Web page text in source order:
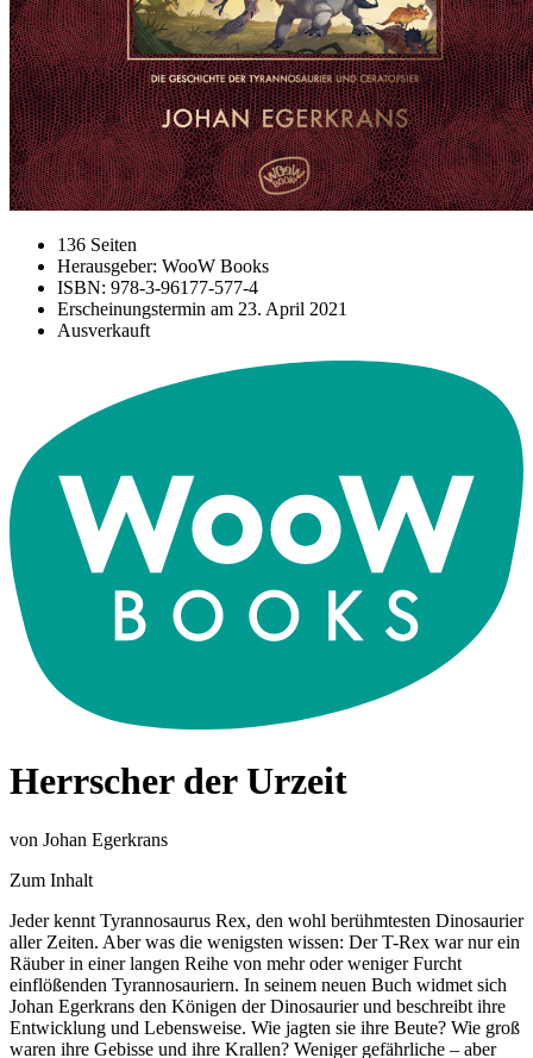
136 Seiten
Herausgeber: WooW Books
ISBN: 978-3-96177-577-4
Erscheinungstermin am 23. April 2021
Ausverkauft
Herrscher der Urzeit
von Johan Egerkrans
Zum Inhalt
Jeder kennt Tyrannosaurus Rex, den wohl berühmtesten Dinosaurier
aller Zeiten. Aber was die wenigsten wissen: Der T-Rex war nur ein
Räuber in einer langen Reihe von mehr oder weniger Furcht
einflößenden Tyrannosauriern. In seinem neuen Buch widmet sich
Johan Egerkrans den Königen der Dinosaurier und beschreibt ihre
Entwicklung und Lebensweise. Wie jagten sie ihre Beute? Wie groß
waren ihre Gebisse und ihre Krallen? Weniger gefährliche – aber